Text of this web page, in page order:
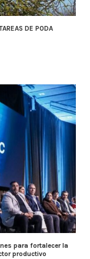
DE PODA
para fortalecer la
productivo